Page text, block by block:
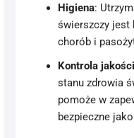
Higiena:
świerszczy jest
chorób i
Kontrola jakości
stanu zdrowia
pomoże w
bezpieczne